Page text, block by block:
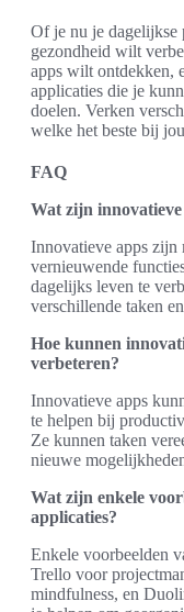
Of je nu je
gezondheid wilt
apps wilt ontdekken,
applicaties die je
doelen. Verken
welke het beste bij
FAQ
Wat zijn innovatieve
Innovatieve apps zijn
vernieuwende
dagelijks leven te
verschillende taken
Hoe kunnen
verbeteren?
Innovatieve apps
te helpen bij
Ze kunnen taken
nieuwe
Wat zijn enkele
applicaties?
Enkele voorbeelden
Trello voor
mindfulness, en